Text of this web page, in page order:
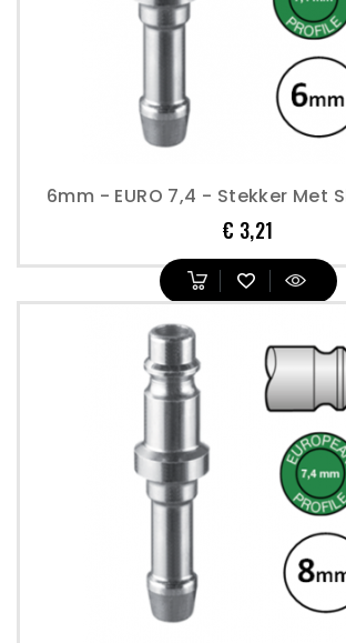
6mm - EURO 7,4 - Stekker Met
€ 3,21